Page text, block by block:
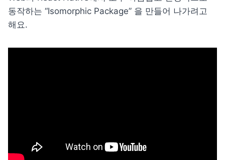
동작하는 “Isomorphic Package” 을 만들어 나가려고
해요.